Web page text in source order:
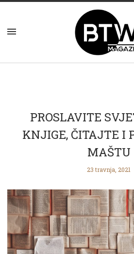
PROSLAVITE
KNJIGE, ČITAJTE I
MAŠTU
23 travnja, 2021